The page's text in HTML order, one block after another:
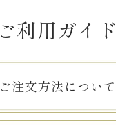
ご利用ガイド
ご注文方法について